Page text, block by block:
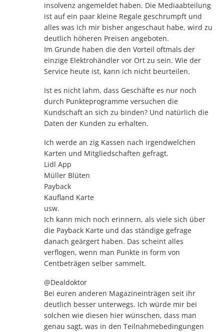
insolvenz angemeldet haben. Die Mediaabteilung
ist auf ein paar kleine Regale geschrumpft und
alles was ich mir bisher angeschaut habe, wird zu
deutlich höheren Preisen angeboten.
Im Grunde haben die den Vorteil oftmals der
einzige Elektrohändler vor Ort zu sein. Wie der
Service heute ist, kann ich nicht beurteilen.
Ist es nicht lahm, dass Geschäfte es nur noch
durch Punkteprogramme versuchen die
Kundschaft an sich zu binden? Und natürlich die
Daten der Kunden zu erhalten.
Ich werde an zig Kassen nach irgendwelchen
Karten und Mitgliedschaften gefragt.
Lidl App
Müller Blüten
Payback
Kaufland Karte
usw.
Ich kann mich noch erinnern, als viele sich über
die Payback Karte und das ständige gefrage
danach geärgert haben. Das scheint alles
verflogen, wenn man Punkte in form von
Centbeträgen selber sammelt.
@Dealdoktor
Bei euren anderen Magazineinträgen seit ihr
deutlich besser unterwegs. Ich würde mir bei
solchen wie diesen hier wünschen, dass man
genau sagt, was in den Teilnahmebedingungen